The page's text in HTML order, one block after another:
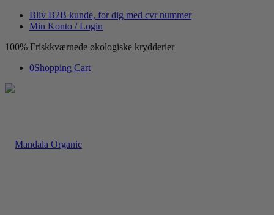
Bliv B2B kunde, for dig med cvr nummer
Min Konto / Login
100% Friskkværnede økologiske krydderier
0Shopping Cart